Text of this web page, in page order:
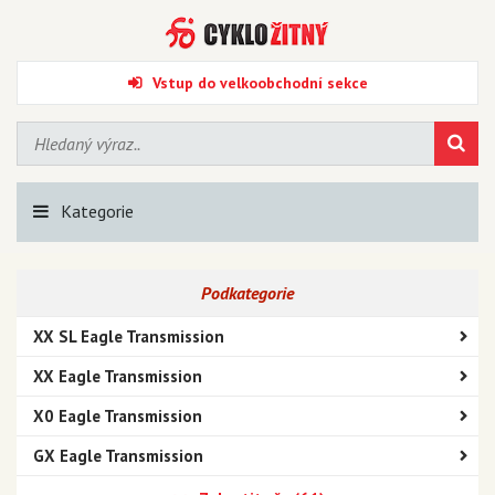
Vstup do velkoobchodní sekce
Kategorie
Podkategorie
XX SL Eagle Transmission
XX Eagle Transmission
X0 Eagle Transmission
GX Eagle Transmission